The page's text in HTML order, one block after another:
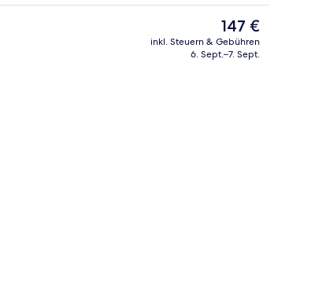
Tägliches inbegriffenes
Der
aktuelle
Preis
147 €
inkl. Steuern & Gebühren
6. Sept.–7. Sept.